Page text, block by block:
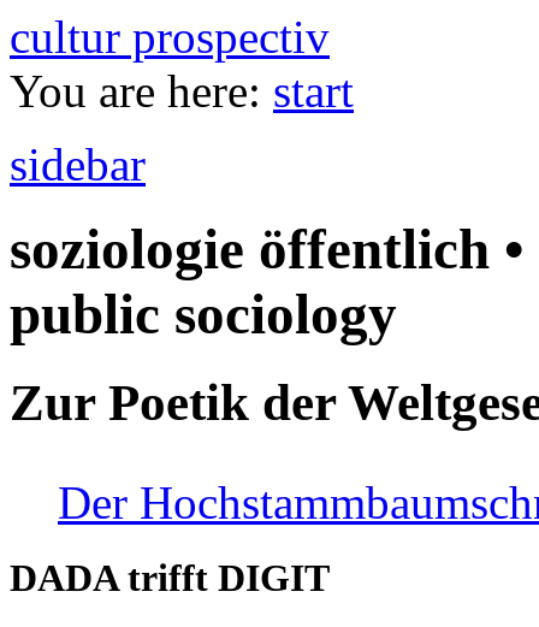
cultur prospectiv
You are here: start
sidebar
soziologie öffentlich
public sociology
Zur Poetik der
Der
DADA trifft DIGIT